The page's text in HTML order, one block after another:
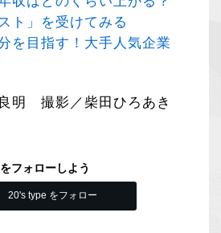
ト」を受けてみる
を目指す！大手人気企業
明 撮影／柴田ひろあき
フォローしよう
20's type をフォロー